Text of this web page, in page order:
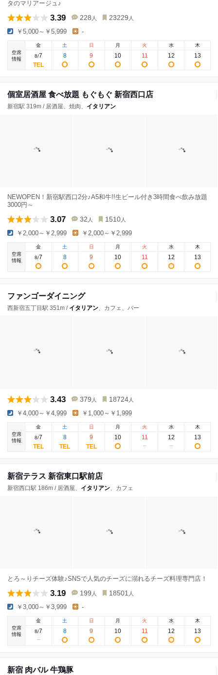
タのマリアージュ♪
3.39 228 人 23229 人
￥5,000～￥5,999 -
空席
情報
金
8/7
土
8
日
9
月
10
火
11
水
12
木
13
個室居酒屋 食べ放題 もぐもぐ 新宿西口店
新宿駅 319m / 居酒屋、焼肉、 イタリアン
NEWOPEN！新宿駅西口2分♪A5和牛!!生ビール付き3時間食べ飲み放題
3000円～
3.07 32 人 1510 人
￥2,000～￥2,999 ￥2,000～￥2,999
空席
情報
金
8/7
土
8
日
9
月
10
火
11
水
12
木
13
ファンゴーダイニング
西新宿五丁目駅 351m / イタリアン、カフェ、バー
3.43 379 人 18724 人
￥4,000～￥4,999 ￥1,000～￥1,999
空席
情報
金
8/7
土
8
日
9
月
10
火
11
水
12
木
13
新宿テラス 新宿東口駅前店
新宿西口駅 186m / 居酒屋、 イタリアン、カフェ
とろ～りチーズ体験♪SNSで人気のチーズに溺れるチーズ料理専門店！
3.19 199 人 18501 人
￥3,000～￥3,999 -
空席
情報
金
8/7
土
8
日
9
月
10
火
11
水
12
木
13
新宿 肉バル 牛鶏豚